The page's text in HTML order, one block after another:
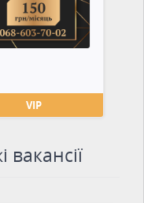
VIP
вакансії